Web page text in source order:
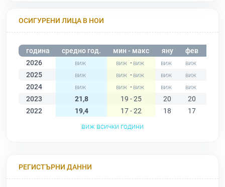
ОСИГУРЕНИ ЛИЦА В НОИ
година средно год. мин - макс яну фев
2026
-
2025
-
2024
-
2023
21,8 19 - 25 20 20
2022
19,4 17 - 22 18 17
виж всички години
РЕГИСТЪРНИ ДАННИ